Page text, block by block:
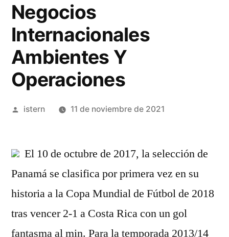
Negocios
Internacionales
Ambientes Y
Operaciones
Publicado
istern 11 de noviembre de 2021
El 10 de octubre de 2017, la selección de
Panamá se clasifica por primera vez en su
historia a la Copa Mundial de Fútbol de 2018
tras vencer 2-1 a Costa Rica con un gol
fantasma al min. Para la temporada 2013/14